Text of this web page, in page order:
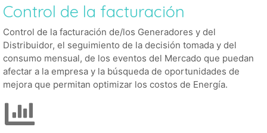
Control de la facturación
Control de la facturación de/los Generadores y del
Distribuidor, el seguimiento de la decisión tomada y del
consumo mensual, de los eventos del Mercado que puedan
afectar a la empresa y la búsqueda de oportunidades de
mejora que permitan optimizar los costos de Energía.